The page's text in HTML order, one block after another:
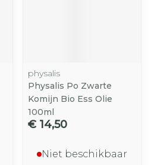
physalis
Physalis Po Zwarte
Komijn Bio Ess Olie
100ml
€ 14,50
Niet beschikbaar